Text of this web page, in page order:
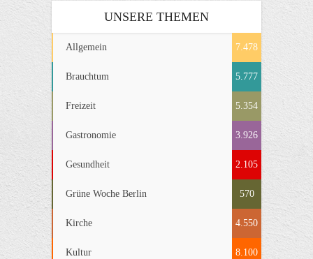
UNSERE THEMEN
Allgemein 7.478
Brauchtum 5.777
Freizeit 5.354
Gastronomie 3.926
Gesundheit 2.105
Grüne Woche Berlin 570
Kirche 4.550
Kultur 8.100